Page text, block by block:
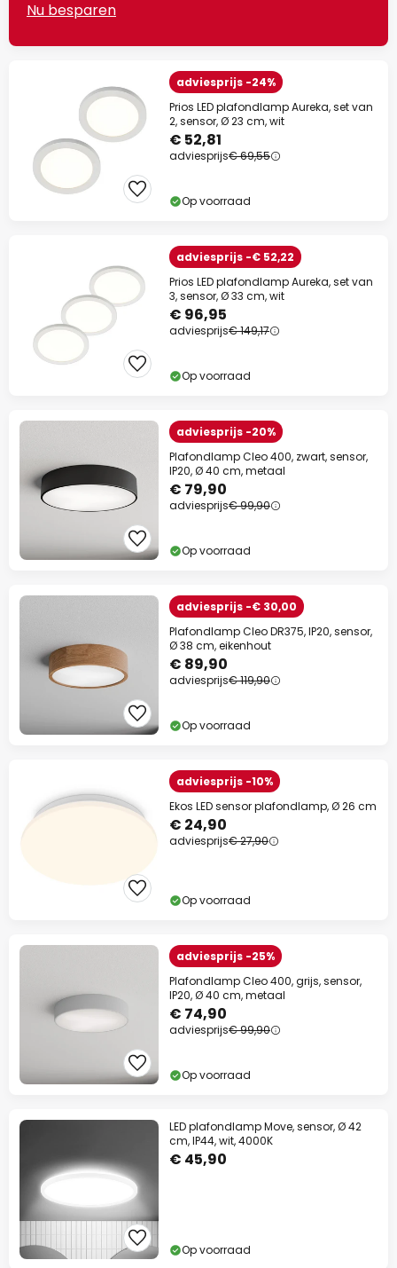
Nu besparen
adviesprijs -24%
Prios LED plafondlamp Aureka, set van
2, sensor, Ø 23 cm, wit
€ 52,81
adviesprijs€ 69,55
Op voorraad
adviesprijs -€ 52,22
Prios LED plafondlamp Aureka, set van
3, sensor, Ø 33 cm, wit
€ 96,95
adviesprijs€ 149,17
Op voorraad
adviesprijs -20%
Plafondlamp Cleo 400, zwart, sensor,
IP20, Ø 40 cm, metaal
€ 79,90
adviesprijs€ 99,90
Op voorraad
adviesprijs -€ 30,00
Plafondlamp Cleo DR375, IP20, sensor,
Ø 38 cm, eikenhout
€ 89,90
adviesprijs€ 119,90
Op voorraad
adviesprijs -10%
Ekos LED sensor plafondlamp, Ø 26 cm
€ 24,90
adviesprijs€ 27,90
Op voorraad
adviesprijs -25%
Plafondlamp Cleo 400, grijs, sensor,
IP20, Ø 40 cm, metaal
€ 74,90
adviesprijs€ 99,90
Op voorraad
LED plafondlamp Move, sensor, Ø 42
cm, IP44, wit, 4000K
€ 45,90
Op voorraad